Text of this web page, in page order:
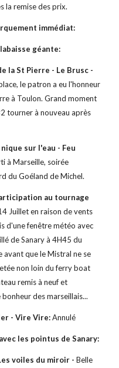
la remise des prix.
immédiat:
géante:
Pierre - Le Brusc -
le patron a eu l'honneur
à Toulon. Grand moment
tourner à nouveau après
sur l'eau - Feu
à Marseille, soirée
du Goéland de Michel.
au tournage
Juillet en raison de vents
d'une fenêtre météo avec
de Sanary à 4H45 du
avant que le Mistral ne se
non loin du ferry boat
remis à neuf et
des marseillais...
- Vire Vire:Annulé
pointus de Sanary:
du miroir -Belle